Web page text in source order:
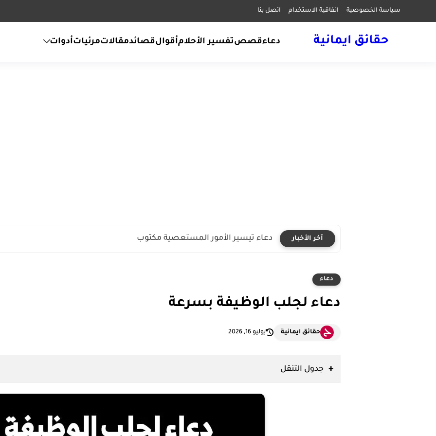
سياسة الخصوصية اتفاقية الاستخدام اتصل بنا
حقائق ايمانية دعاءقصصتفسير الأحلامأقوالقصائدمقالاتمرئياتأدوات
آخر الأخبار دعاء تيسير الأمور المستعصية مكتوب
دعاء
دعاء لجلب الوظيفة بسرعة
حقائق ايمانية يوليو 16, 2026
جدول التنقل